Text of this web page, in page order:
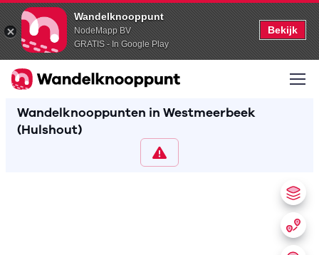
Wandelknooppunt
NodeMapp BV
GRATIS - In Google Play
Bekijk
Wandelknooppunten in Westmeerbeek
(Hulshout)